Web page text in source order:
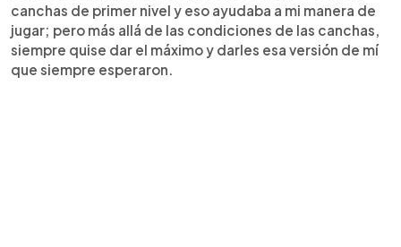
canchas de primer nivel y eso ayudaba a mi manera de
jugar; pero más allá de las condiciones de las canchas,
siempre quise dar el máximo y darles esa versión de mí
que siempre esperaron.